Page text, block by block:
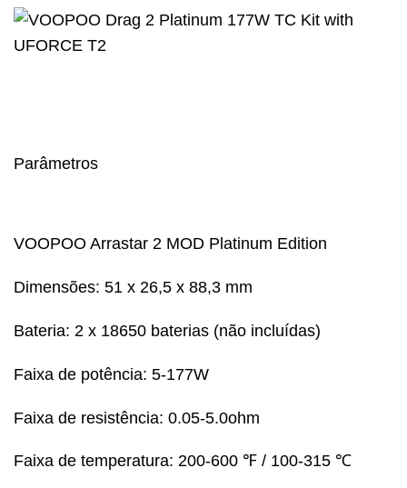
Parâmetros
VOOPOO Arrastar 2 MOD Platinum Edition
Dimensões: 51 x 26,5 x 88,3 mm
Bateria: 2 x 18650 baterias (não incluídas)
Faixa de potência: 5-177W
Faixa de resistência: 0.05-5.0ohm
Faixa de temperatura: 200-600 ℉ / 100-315 ℃